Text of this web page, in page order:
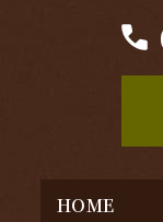
HOME